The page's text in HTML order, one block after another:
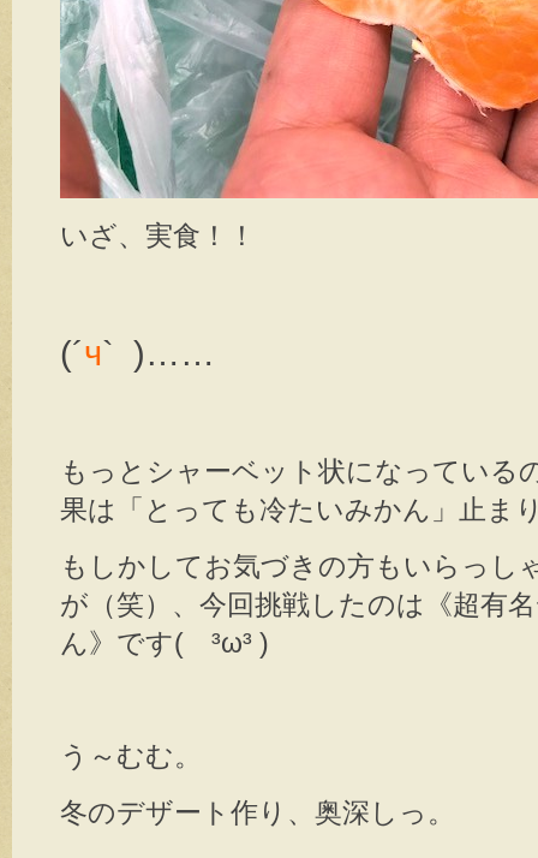
いざ、実食！！
(´ч` )……
もっとシャーベット状になっている
果は「とっても冷たいみかん」止ま
もしかしてお気づきの方もいらっし
が（笑）、今回挑戦したのは《超有
ん》です( ³ω³ )
う～むむ。
冬のデザート作り、奥深しっ。